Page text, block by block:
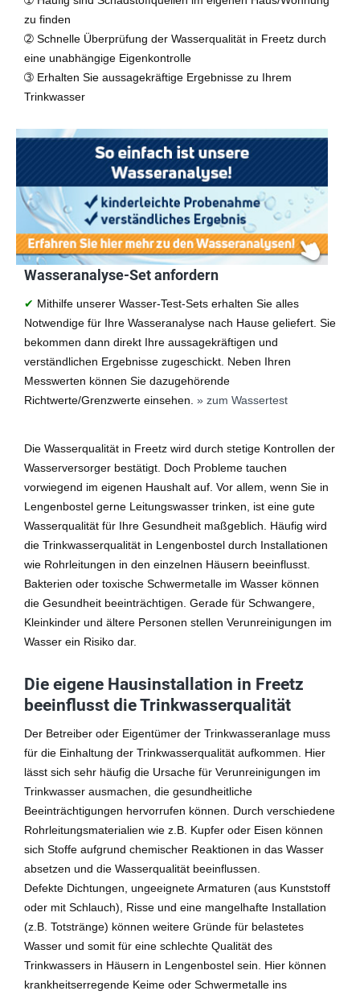
zu finden
➁ Schnelle Überprüfung der Wasserqualität in Freetz durch
eine unabhängige Eigenkontrolle
➂ Erhalten Sie aussagekräftige Ergebnisse zu Ihrem
Trinkwasser
Wasseranalyse-Set anfordern
✔ Mithilfe unserer Wasser-Test-Sets erhalten Sie alles
Notwendige für Ihre Wasseranalyse nach Hause geliefert. Sie
bekommen dann direkt Ihre aussagekräftigen und
verständlichen Ergebnisse zugeschickt. Neben Ihren
Messwerten können Sie dazugehörende
Richtwerte/Grenzwerte einsehen. » zum Wassertest
Die Wasserqualität in Freetz wird durch stetige Kontrollen der
Wasserversorger bestätigt. Doch Probleme tauchen
vorwiegend im eigenen Haushalt auf. Vor allem, wenn Sie in
Lengenbostel gerne Leitungswasser trinken, ist eine gute
Wasserqualität für Ihre Gesundheit maßgeblich. Häufig wird
die Trinkwasserqualität in Lengenbostel durch Installationen
wie Rohrleitungen in den einzelnen Häusern beeinflusst.
Bakterien oder toxische Schwermetalle im Wasser können
die Gesundheit beeinträchtigen. Gerade für Schwangere,
Kleinkinder und ältere Personen stellen Verunreinigungen im
Wasser ein Risiko dar.
Die eigene Hausinstallation in Freetz
beeinflusst die Trinkwasserqualität
Der Betreiber oder Eigentümer der Trinkwasseranlage muss
für die Einhaltung der Trinkwasserqualität aufkommen. Hier
lässt sich sehr häufig die Ursache für Verunreinigungen im
Trinkwasser ausmachen, die gesundheitliche
Beeinträchtigungen hervorrufen können. Durch verschiedene
Rohrleitungsmaterialien wie z.B. Kupfer oder Eisen können
sich Stoffe aufgrund chemischer Reaktionen in das Wasser
absetzen und die Wasserqualität beeinflussen.
Defekte Dichtungen, ungeeignete Armaturen (aus Kunststoff
oder mit Schlauch), Risse und eine mangelhafte Installation
(z.B. Totstränge) können weitere Gründe für belastetes
Wasser und somit für eine schlechte Qualität des
Trinkwassers in Häusern in Lengenbostel sein. Hier können
krankheitserregende Keime oder Schwermetalle ins